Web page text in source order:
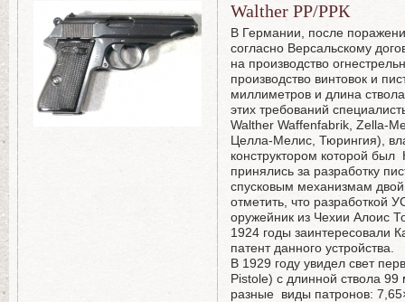
Walther РР/РРК
В Германии, после
согласно Версальскому
на производство
производство винтовок и
миллиметров и длина
этих требований
Walther Waffenfabrik, Zella-
Целла-Мелис, Тюрингия),
конструктором которой был
принялись за разработку
спусковым механизмам
отметить, что разработкой
оружейник из Чехии Алоис
1924 годы заинтересовали
патент данного устройства.
В 1929 году увидел свет
Pistole) с длинной ствола
разные виды патронов: